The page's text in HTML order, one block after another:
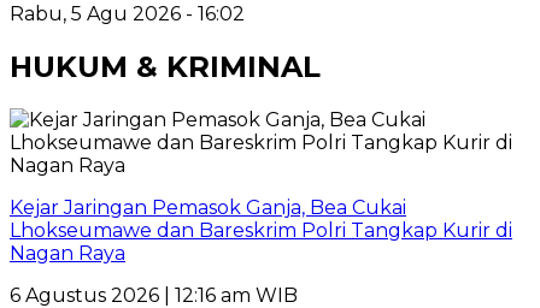
Rabu, 5 Agu 2026 - 16:02
HUKUM & KRIMINAL
Kejar Jaringan Pemasok Ganja, Bea Cukai
Lhokseumawe dan Bareskrim Polri Tangkap Kurir di
Nagan Raya
6 Agustus 2026 | 12:16 am WIB